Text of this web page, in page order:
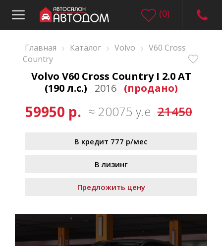
(0)
Главная › Каталог › Volvo › V60 Cross
Country
Volvo V60 Cross Country I 2.0 AT
(190 л.с.)
2016 (продано)
59950 р. ≈ 20075 у.е 21450
В кредит 777 р/мес
В лизинг
Предложить цену